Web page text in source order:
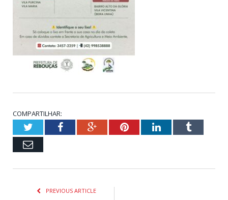
COMPARTILHAR:
TwitterFacebookGoogle+PinterestLinkedInTumblr
Email
PREVIOUS ARTICLE